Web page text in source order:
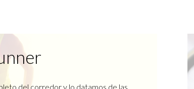
del corredor y lo datamos de las